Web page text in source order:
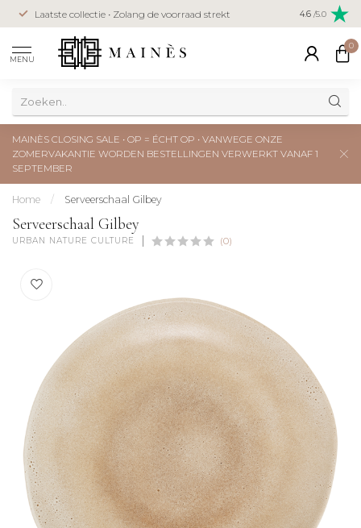
Laatste collectie • Zolang de voorraad strekt Veilig
creditcard
4.6 /5.0
MENU
0
MAINÈS CLOSING SALE • OP = ÉCHT OP • VANWEGE ONZE
ZOMERVAKANTIE WORDEN BESTELLINGEN VERWERKT VANAF 1
SEPTEMBER
Home / Serveerschaal Gilbey
Serveerschaal Gilbey
URBAN NATURE CULTURE (0)